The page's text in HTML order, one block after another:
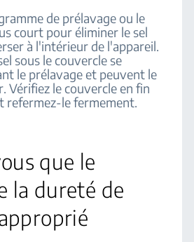
de prélavage ou le
court pour éliminer le sel
à l'intérieur de l'appareil.
sous le couvercle se
le prélavage et peuvent le
Vérifiez le couvercle en fin
refermez-le fermement.
que le
la dureté de